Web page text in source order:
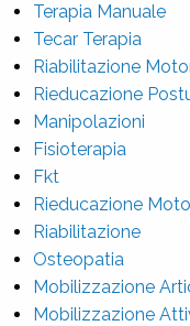
Terapia Manuale
Tecar Terapia
Riabilitazione
Rieducazione
Manipolazioni
Fisioterapia
Fkt
Rieducazione
Riabilitazione
Osteopatia
Mobilizzazione
Mobilizzazione